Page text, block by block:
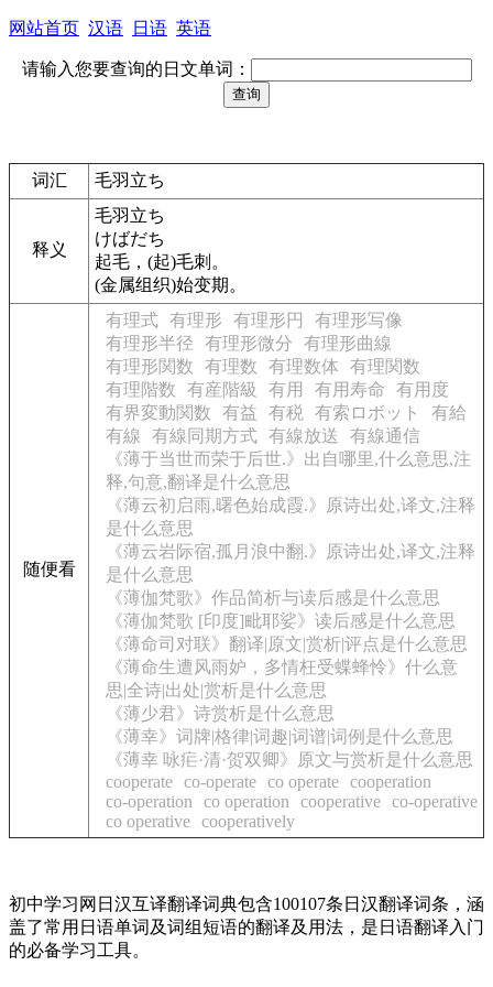
网站首页 汉语 日语 英语
请输入您要查询的日文单词：
词汇 毛羽立ち
释义
毛羽立ち
けばだち
起毛，(起)毛刺。
(金属组织)始变期。
随便看
有理式 有理形 有理形円
有理形写像
有理形半径
有理形微分
有理形曲線
有理形関数
有理数 有理数体
有理関数
有理階数
有産階級 有用 有用寿命
有用度
有界変動関数
有益 有税 有索ロボット
有給
有線
有線同期方式 有線放送
有線通信
《薄于当世而荣于后世.》出自哪里,什么意思,注
释,句意,翻译是什么意思
《薄云初启雨,曙色始成霞.》原诗出处,译文,注释
是什么意思
《薄云岩际宿,孤月浪中翻.》原诗出处,译文,注释
是什么意思
《薄伽梵歌》作品简析与读后感是什么意思
《薄伽梵歌 [印度]毗耶娑》读后感是什么意思
《薄命司对联》翻译|原文|赏析|评点是什么意思
《薄命生遭风雨妒，多情枉受蝶蜂怜》什么意
思|全诗|出处|赏析是什么意思
《薄少君》诗赏析是什么意思
《薄幸》词牌|格律|词趣|词谱|词例是什么意思
《薄幸 咏疟·清·贺双卿》原文与赏析是什么意思
cooperate co-operate co operate cooperation
co-operation
co operation cooperative co-operative
co operative cooperatively
初中学习网日汉互译翻译词典包含100107条日汉翻译词条，涵
盖了常用日语单词及词组短语的翻译及用法，是日语翻译入门
的必备学习工具。